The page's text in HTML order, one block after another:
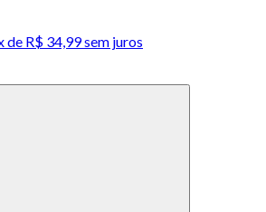
de R$ 34,99 sem juros